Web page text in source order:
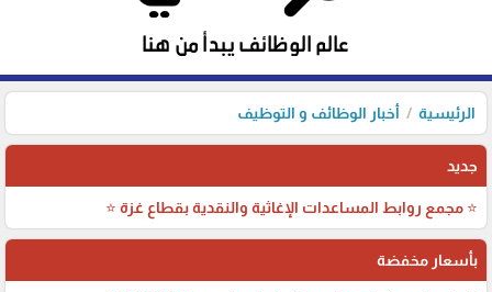
الرئيسية أخبار الوظائف و التوظيف
جديد
⭐ مجمع روابط المساعدات الإغاثية والنقدية بقطاع غزة ⭐
بأسعار مخفضة